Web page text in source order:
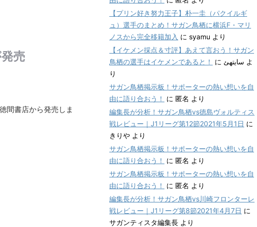
売
間書店から発売しま
【プリン好き努力王子】朴一圭（パクイルギ
ュ）選手のまとめ！サガン鳥栖に横浜F・マリ
ノスから完全移籍加入 に syamu より
【イケメン採点＆寸評】あえて言おう！サガン
鳥栖の選手はイケメンであると！
に سایتهئ よ
り
サガン鳥栖掲示板！サポーターの熱い想いを自
由に語り合おう！
に 匿名 より
編集長が分析！サガン鳥栖vs徳島ヴォルティス
戦レビュー｜J1リーグ第12節2021年5月1日 に
きりや より
サガン鳥栖掲示板！サポーターの熱い想いを自
由に語り合おう！
に 匿名 より
サガン鳥栖掲示板！サポーターの熱い想いを自
由に語り合おう！
に 匿名 より
編集長が分析！サガン鳥栖vs川崎フロンターレ
戦レビュー｜J1リーグ第8節2021年4月7日 に
サガンティスタ編集長 より